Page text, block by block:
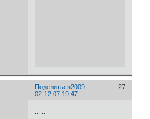
Поделиться 27
2009-
02-12 07:19:47